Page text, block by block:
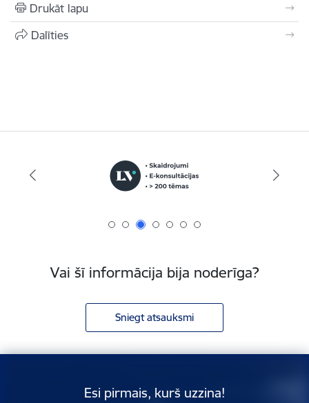
Drukāt lapu
Dalīties
Vai šī informācija bija noderīga?
Sniegt atsauksmi
Esi pirmais, kurš uzzina!